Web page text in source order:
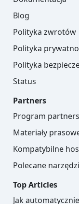
Blog
Polityka zwrotów
Polityka
Polityka
Status
Partners
Program
Materiały
Kompatybilne
Polecane
Top Articles
Jak